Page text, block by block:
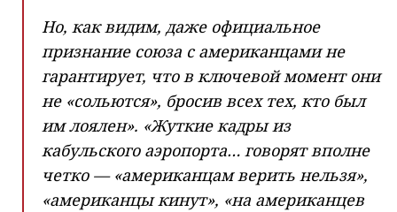
Но, как видим, даже официальное
признание союза с американцами не
гарантирует, что в ключевой момент они
не «сольются», бросив всех тех, кто был
им лоялен». «Жуткие кадры из
кабульского аэропорта… говорят вполне
четко — «американцам верить нельзя»,
«американцы кинут», «на американцев